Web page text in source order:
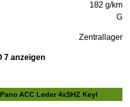
182 g/km
G
Zentrallager
7 anzeigen
ACC Leder 4xSHZ Keyl